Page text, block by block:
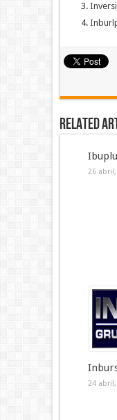
Related
26 abril,
24 abril,